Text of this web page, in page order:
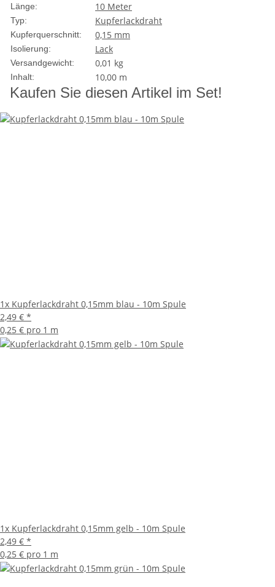
Länge: 10 Meter
Typ: Kupferlackdraht
Kupferquerschnitt: 0,15 mm
Isolierung: Lack
Versandgewicht: 0,01 kg
Inhalt: 10,00 m
Kaufen Sie diesen Artikel im Set!
1x Kupferlackdraht 0,15mm blau - 10m Spule
2,49 € *
0,25 € pro 1 m
1x Kupferlackdraht 0,15mm gelb - 10m Spule
2,49 € *
0,25 € pro 1 m